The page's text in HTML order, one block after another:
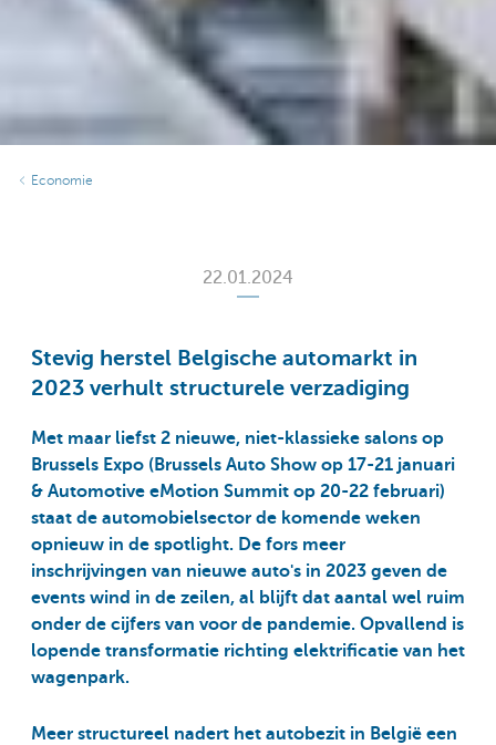
Economie
22.01.2024
Stevig herstel Belgische automarkt in
2023 verhult structurele verzadiging
Met maar liefst 2 nieuwe, niet-klassieke salons op
Brussels Expo (Brussels Auto Show op 17-21 januari
& Automotive eMotion Summit op 20-22 februari)
staat de automobielsector de komende weken
opnieuw in de spotlight. De fors meer
inschrijvingen van nieuwe auto's in 2023 geven de
events wind in de zeilen, al blijft dat aantal wel ruim
onder de cijfers van voor de pandemie. Opvallend is
lopende transformatie richting elektrificatie van het
wagenpark.
Meer structureel nadert het autobezit in België een